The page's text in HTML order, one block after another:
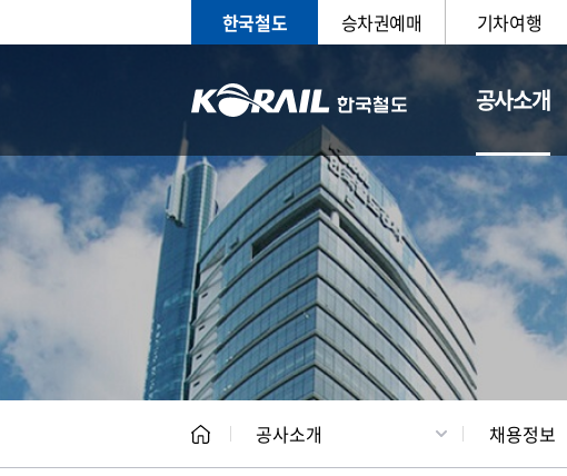
한국철도 승차권예매 기차여행
공사소개
CEO 일반현황
공사소개 채용정보